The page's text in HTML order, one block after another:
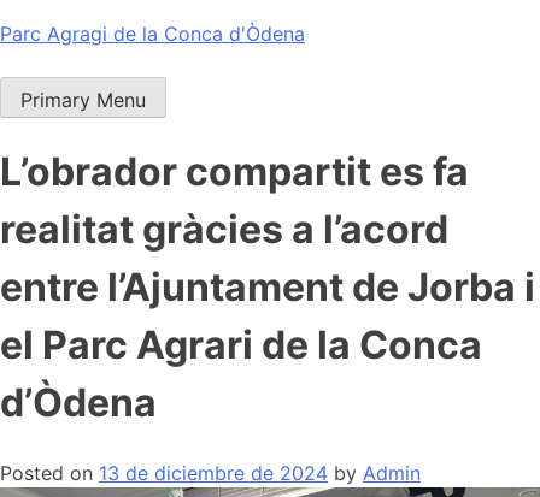
Skip
content
Parc Agragi de la Conca d'Òdena
Primary Menu
L’obrador compartit es fa
realitat gràcies a l’acord
entre l’Ajuntament de Jorba i
el Parc Agrari de la Conca
d’Òdena
Posted on 13 de diciembre de 2024 by Admin